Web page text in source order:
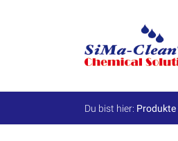
SiMa-
Cleantec
GmbH
Spezialprodukte
Du bist hier: Produkte